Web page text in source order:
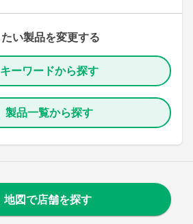
い製品を変更する
キーワードから探す
製品一覧から探す
地図で店舗を探す